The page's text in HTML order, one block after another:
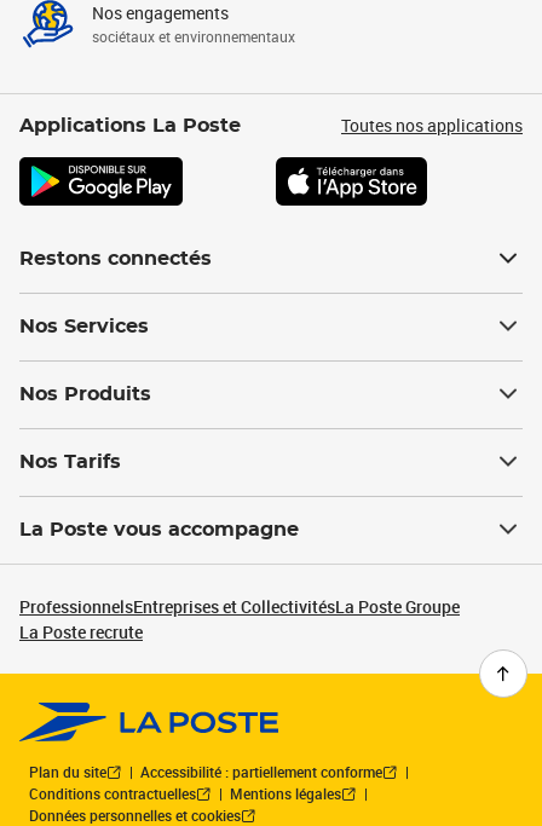
Nos engagements
sociétaux et environnementaux
Applications La Poste Toutes nos applications
Restons connectés
Nos Services
Nos Produits
Nos Tarifs
La Poste vous accompagne
ProfessionnelsEntreprises et CollectivitésLa Poste Groupe
La Poste recrute
Plan du site
Accessibilité : partiellement conforme
Conditions contractuelles
Mentions légales
Données personnelles et cookies